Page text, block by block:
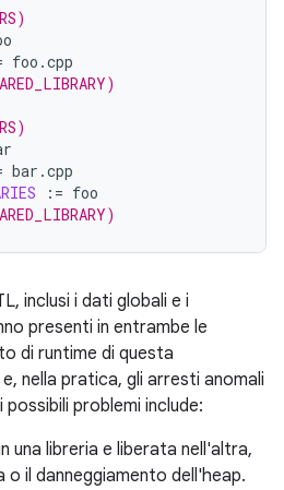
:=
inclusi i dati globali e i
presenti in entrambe le
di runtime di questa
nella pratica, gli arresti anomali
problemi include:
una libreria e liberata nell'altra,
o il danneggiamento dell'heap.